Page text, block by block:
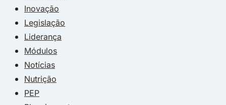
Inovação
Legislação
Liderança
Módulos
Notícias
Nutrição
PEP